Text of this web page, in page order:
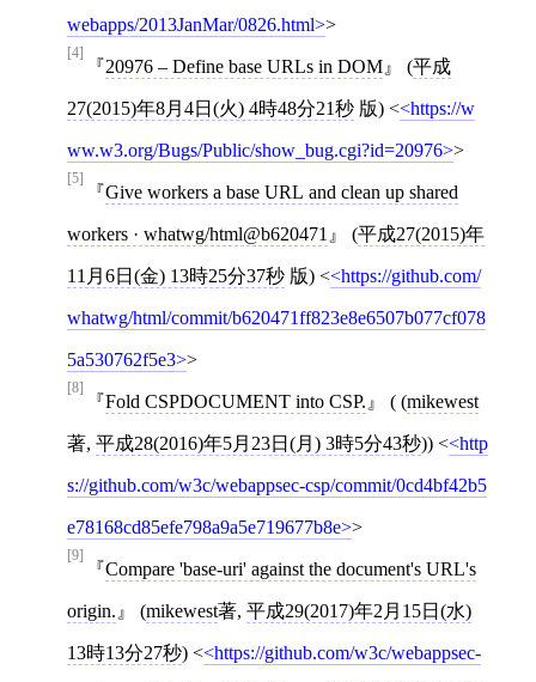
webapps/2013JanMar/0826.html >
[4]
20976 – Define base URLs in DOM (平成
27(2015)年8月4日(火) 4時48分21秒 版) < https://w
ww.w3.org/Bugs/Public/show_bug.cgi?id=20976 >
[5]
Give workers a base URL and clean up shared
workers · whatwg/html@b620471 (平成27(2015)年
11月6日(金) 13時25分37秒 版) < https://github.com/
whatwg/html/commit/b620471ff823e8e6507b077cf078
5a530762f5e3 >
[8]
Fold CSPDOCUMENT into CSP. ( (mikewest
著, 平成28(2016)年5月23日(月) 3時5分43秒)) < http
s://github.com/w3c/webappsec-csp/commit/0cd4bf42b5
e78168cd85efe798a9a5e719677b8e >
[9]
Compare 'base-uri' against the document's URL's
origin. (mikewest著, 平成29(2017)年2月15日(水)
13時13分27秒) < https://github.com/w3c/webappsec-